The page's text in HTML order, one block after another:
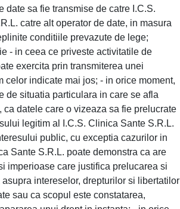
date sa fie transmise de catre I.C.S.
catre alt operator de date, in masura
conditiile prevazute de lege;
- in ceea ce priveste activitatile de
exercita prin transmiterea unei
celor indicate mai jos; - in orice moment,
de situatia particulara in care se afla
ca datele care o vizeaza sa fie prelucrate
legitim al I.C.S. Clinica Sante S.R.L.
public, cu exceptia cazurilor in
Sante S.R.L. poate demonstra ca are
imperioase care justifica prelucarea si
intereselor, drepturilor si libertatilor
sau ca scopul este constatarea,